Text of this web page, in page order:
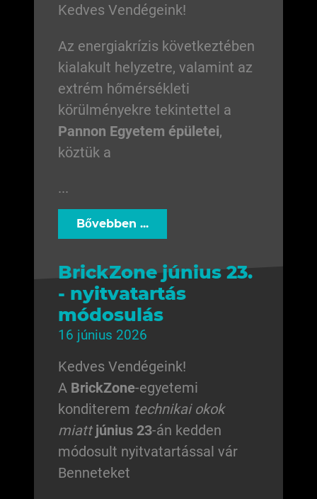
Kedves Vendégeink!
Az energiakrízis következtében
kialakult helyzetre, valamint az
extrém hőmérsékleti
körülményekre tekintettel a
Pannon Egyetem épületei,
köztük a
...
Bővebben ...
BrickZone június 23.
- nyitvatartás
módosulás
16 június 2026
Kedves Vendégeink!
A BrickZone-egyetemi
konditerem technikai okok
miatt június 23-án kedden
módosult nyitvatartással vár
Benneteket